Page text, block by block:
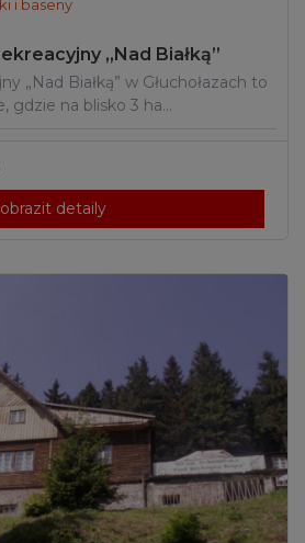
i baseny
„Nad Białką”
„Nad Białką” w Głuchołazach to
gdzie na blisko 3 ha…
detaily